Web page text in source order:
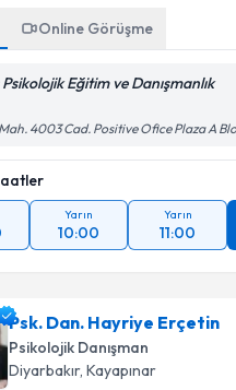
Online Görüşme
Eğitim ve Danışmanlık
4003 Cad. Positive Ofice Plaza A
Yarın
10:00
Yarın
11:00
Psk. Dan. Hayriye Erçetin
Psikolojik Danışman
Diyarbakır, Kayapınar